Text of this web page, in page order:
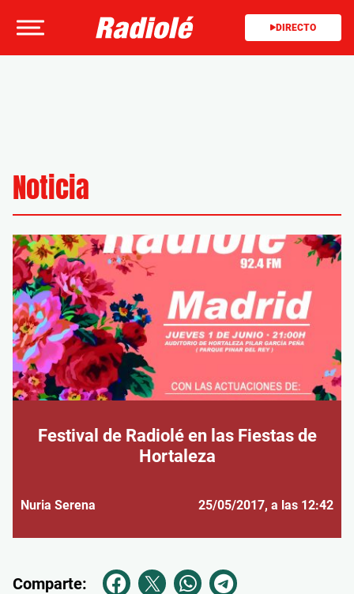
DIRECTO
Noticia
Festival de Radiolé en las Fiestas de
Hortaleza
Nuria Serena 25/05/2017, a las 12:42
Comparte: